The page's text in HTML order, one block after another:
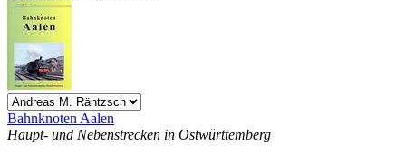
Bahnknoten Aalen
Haupt- und Nebenstrecken in Ostwürttemberg